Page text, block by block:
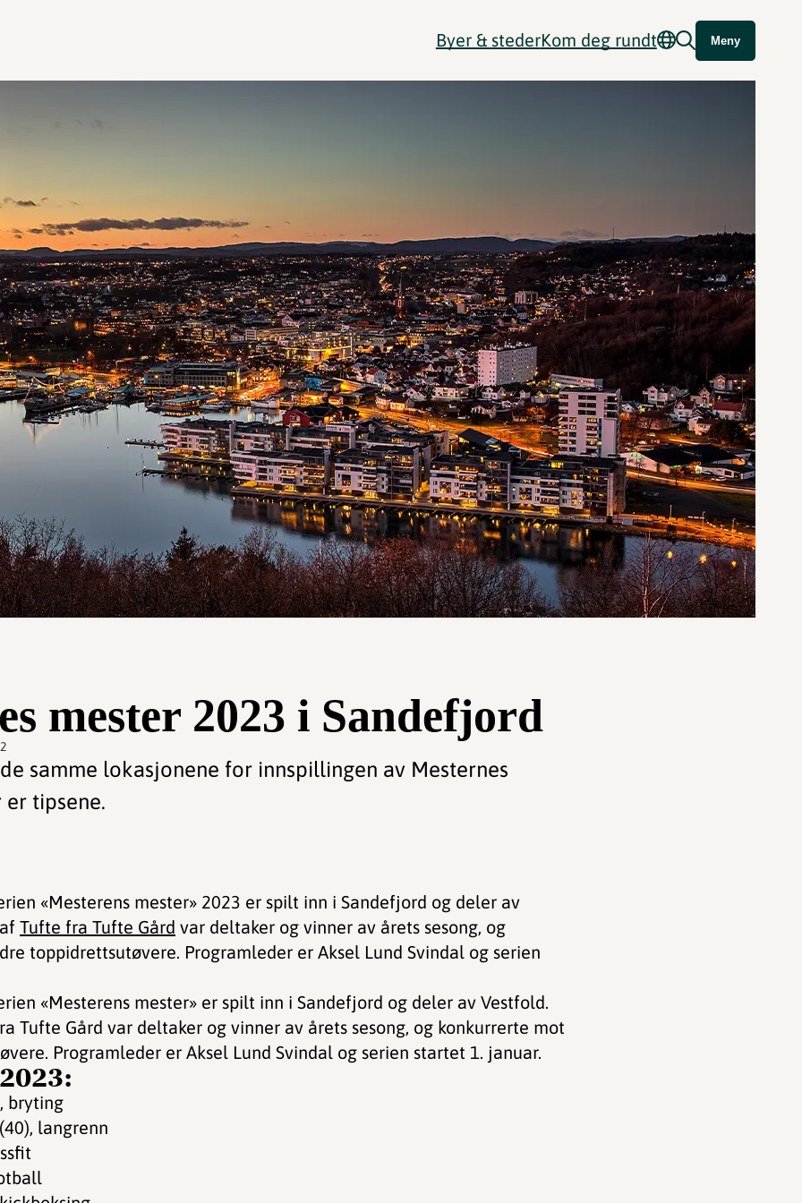
Byer & stederKom deg rundt Meny
mester 2023 i Sandefjord
samme lokasjonene for innspillingen av Mesternes
er tipsene.
«Mesterens mester» 2023 er spilt inn i Sandefjord og deler av
Tufte fra Tufte Gård var deltaker og vinner av årets sesong, og
toppidrettsutøvere. Programleder er Aksel Lund Svindal og serien
«Mesterens mester» er spilt inn i Sandefjord og deler av Vestfold.
Tufte Gård var deltaker og vinner av årets sesong, og konkurrerte mot
Programleder er Aksel Lund Svindal og serien startet 1. januar.
bryting
langrenn